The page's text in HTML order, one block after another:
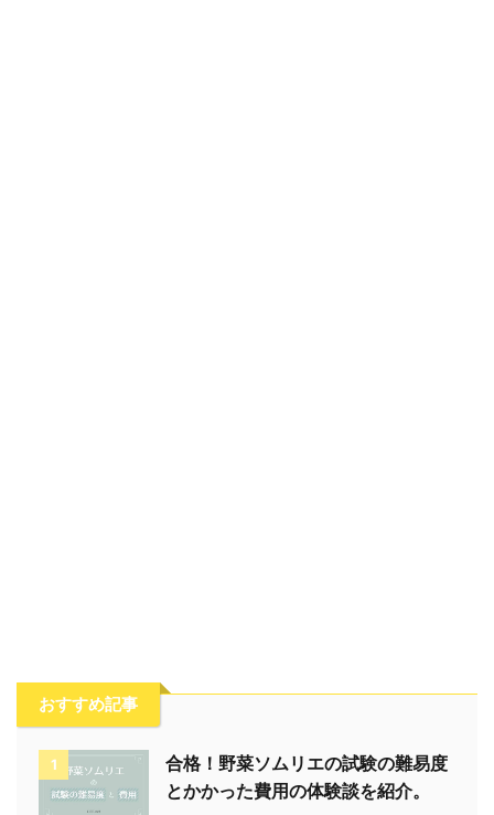
おすすめ記事
1
合格！野菜ソムリエの試験の難易度
とかかった費用の体験談を紹介。